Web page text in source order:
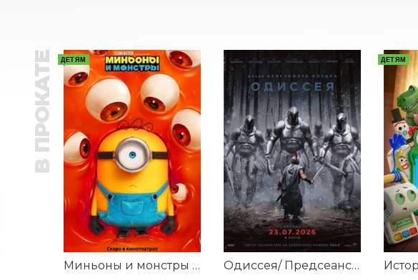
В ПРОКАТЕ ДЕТЯМ
Миньоны и монстры /Предсеансовое обслуживание фильма Соната Одиссея/ Предсеансовое обслуживание фильма Соната
ДЕТЯМ